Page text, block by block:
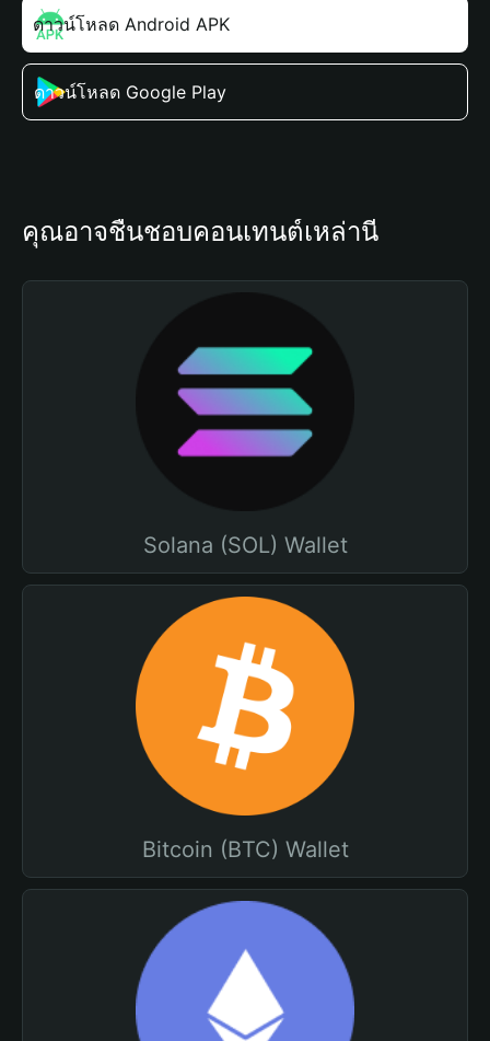
ดาวน์โหลด Android APK
ดาวน์โหลด Google Play
คุณอาจชื่นชอบคอนเทนต์เหล่านี้
Solana (SOL) Wallet
Bitcoin (BTC) Wallet